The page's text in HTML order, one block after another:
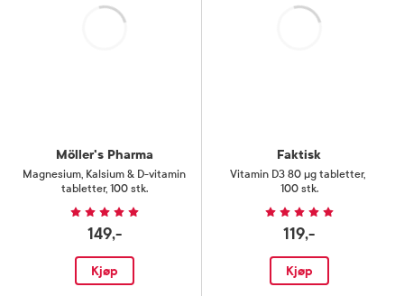
Möller's Pharma
Magnesium, Kalsium & D-vitamin
tabletter, 100 stk.
149,-
Kjøp
Faktisk
Vitamin D3 80 µg tabletter,
100 stk.
119,-
Kjøp